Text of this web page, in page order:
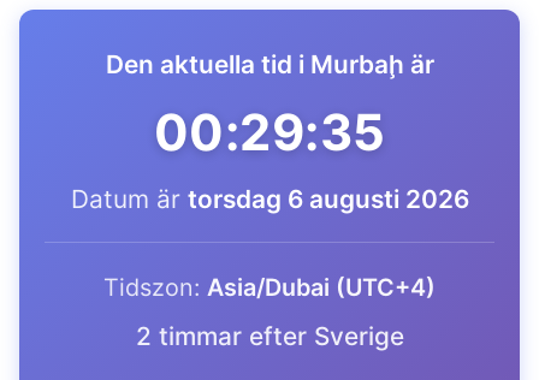
Den aktuella tid i Murbaḩ är
00:29:35
Datum är torsdag 6 augusti 2026
Tidszon: Asia/Dubai (UTC+4)
2 timmar efter Sverige